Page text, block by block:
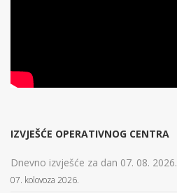
IZVJEŠĆE OPERATIVNOG CENTRA
Dnevno izvješće za dan 07. 08. 2026.
07. kolovoza 2026.